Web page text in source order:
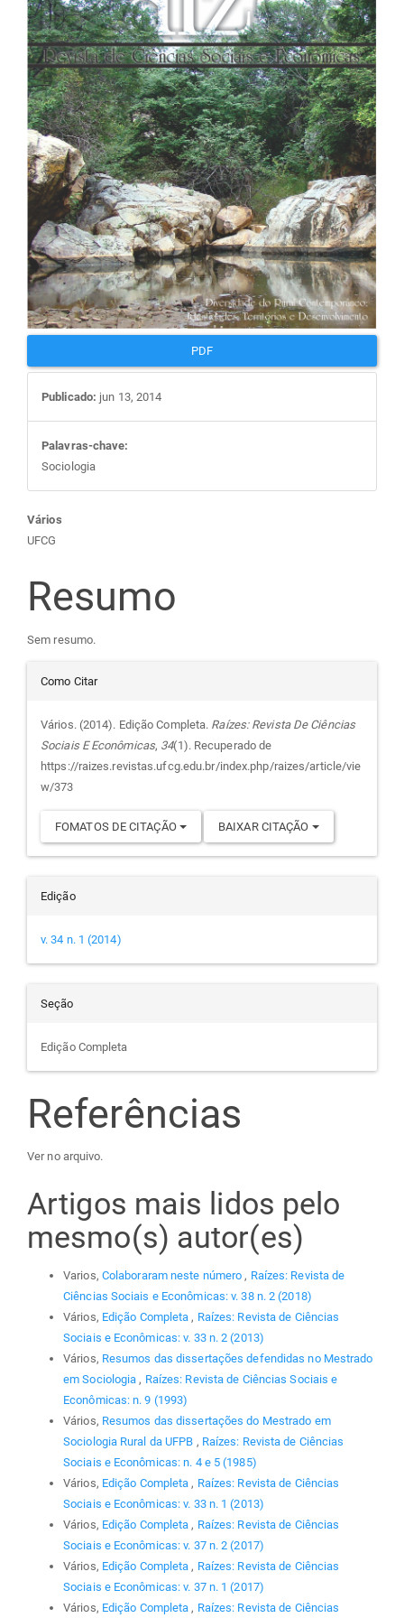
de
artigos
PDF
Publicado: jun 13, 2014
Palavras-chave:
Sociologia
Conteúdo
do
artigo
principal
Vários
UFCG
Resumo
Sem resumo.
Detalhes
do
artigo
Como Citar
Vários. (2014). Edição Completa. Raízes: Revista De Ciências
Sociais E Econômicas, 34(1). Recuperado de
https://raizes.revistas.ufcg.edu.br/index.php/raizes/article/vie
w/373
FOMATOS DE CITAÇÃO BAIXAR CITAÇÃO
Edição
v. 34 n. 1 (2014)
Seção
Edição Completa
Referências
Ver no arquivo.
Artigos mais lidos pelo
mesmo(s) autor(es)
Varios, Colaboraram neste número , Raízes: Revista de
Ciências Sociais e Econômicas: v. 38 n. 2 (2018)
Vários, Edição Completa , Raízes: Revista de Ciências
Sociais e Econômicas: v. 33 n. 2 (2013)
Vários, Resumos das dissertações defendidas no Mestrado
em Sociologia , Raízes: Revista de Ciências Sociais e
Econômicas: n. 9 (1993)
Vários, Resumos das dissertações do Mestrado em
Sociologia Rural da UFPB , Raízes: Revista de Ciências
Sociais e Econômicas: n. 4 e 5 (1985)
Vários, Edição Completa , Raízes: Revista de Ciências
Sociais e Econômicas: v. 33 n. 1 (2013)
Vários, Edição Completa , Raízes: Revista de Ciências
Sociais e Econômicas: v. 37 n. 2 (2017)
Vários, Edição Completa , Raízes: Revista de Ciências
Sociais e Econômicas: v. 37 n. 1 (2017)
Vários, Edição Completa , Raízes: Revista de Ciências